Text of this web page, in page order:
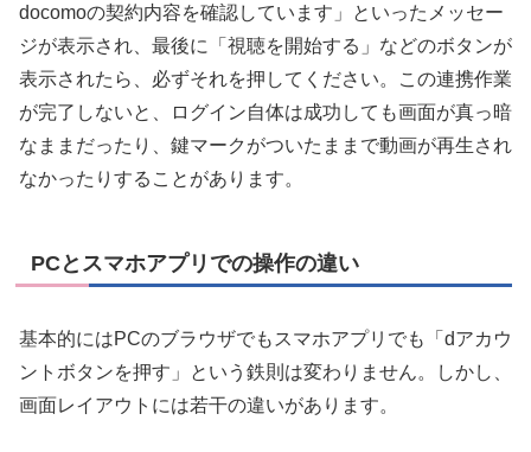
docomoの契約内容を確認しています」といったメッセー
ジが表示され、最後に「視聴を開始する」などのボタンが
表示されたら、必ずそれを押してください。この連携作業
が完了しないと、ログイン自体は成功しても画面が真っ暗
なままだったり、鍵マークがついたままで動画が再生され
なかったりすることがあります。
PCとスマホアプリでの操作の違い
基本的にはPCのブラウザでもスマホアプリでも「dアカウ
ントボタンを押す」という鉄則は変わりません。しかし、
画面レイアウトには若干の違いがあります。